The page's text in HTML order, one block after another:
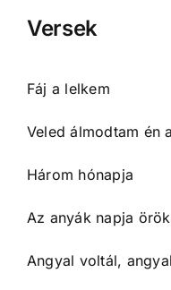
Versek
Fáj a lelkem
Veled álmodtam én
Három hónapja
Az anyák napja
Angyal voltál,